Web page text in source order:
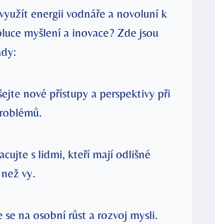
energii vodnáře a novoluní k
myšlení a inovace? Zde jsou
nové přístupy a perspektivy při
s lidmi, kteří mají odlišné
vy.
se na osobní růst a rozvoj mysli.